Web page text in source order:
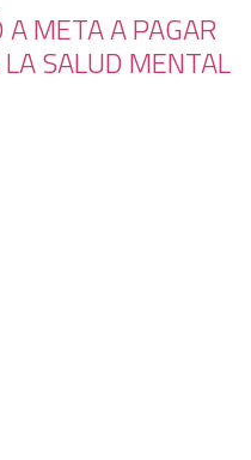
META A PAGAR
SALUD MENTAL